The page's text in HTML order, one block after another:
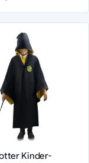
Kinder-